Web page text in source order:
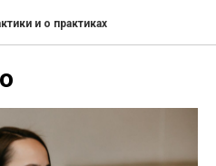
и о практиках